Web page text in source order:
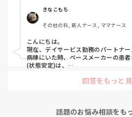
きなこもち
その他の科, 新人ナース, ママナース
こんにちは。
現在、デイサービス勤務のパートナー
病棟にいた時、ペースメーカーの患
(状態安定)は、
ペースメーカーがきちんと作動され
参考になれば幸いです。
回答をもっと
話題のお悩み相談をも